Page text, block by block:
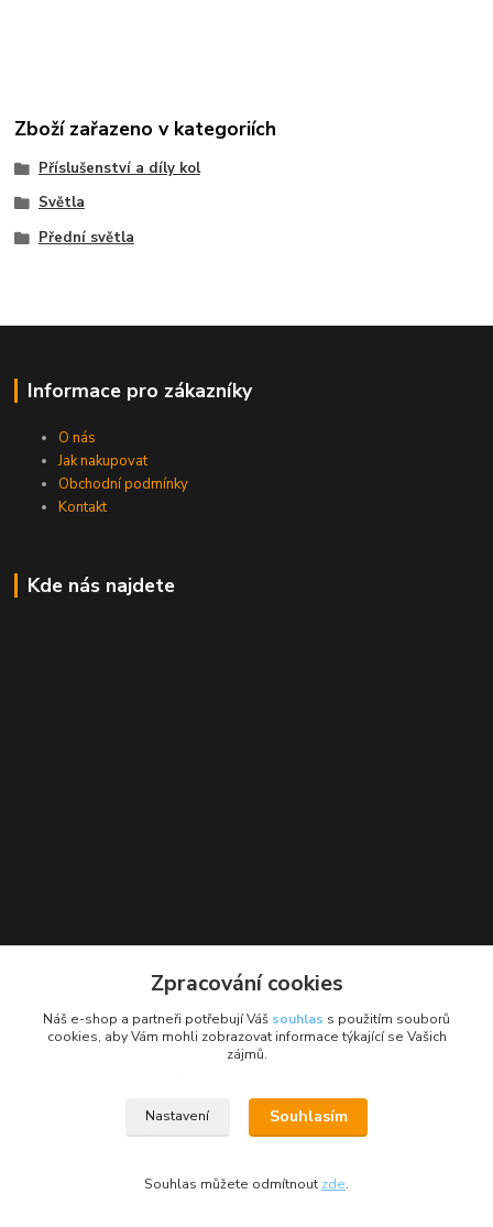
Zboží zařazeno v kategoriích
Příslušenství a díly kol
Světla
Přední světla
Informace pro zákazníky
O nás
Jak nakupovat
Obchodní podmínky
Kontakt
Kde nás najdete
BikeForce.cz
info@bikeforce.cz
Zpracování cookies
Náš e-shop a partneři potřebují Váš souhlas s použitím souborů
cookies, aby Vám mohli zobrazovat informace týkající se Vašich
zájmů.
Nastavení Souhlasím
Souhlas můžete odmítnout zde.